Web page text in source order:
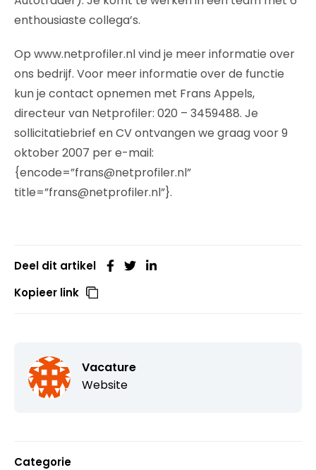
enthousiaste collega’s.
Op www.netprofiler.nl vind je meer informatie over
ons bedrijf. Voor meer informatie over de functie
kun je contact opnemen met Frans Appels,
directeur van Netprofiler: 020 – 3459488. Je
sollicitatiebrief en CV ontvangen we graag voor 9
oktober 2007 per e-mail:
{encode=”frans@netprofiler.nl”
title=”frans@netprofiler.nl”}.
Deel dit artikel
Kopieer link
Vacature
Website
Categorie